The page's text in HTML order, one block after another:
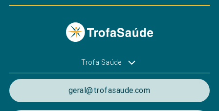
Trofa Saúde
geral@trofasaude.com